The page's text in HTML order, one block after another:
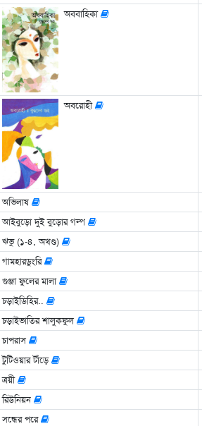
অববাহিকা
অবরোহী
অভিলাষ
আইবুড়ো দুই বুড়োর গল্প
ঋভু (১-৪, অখণ্ড)
গামহারডুংরি
গুঞ্জা ফুলের মালা
চড়াইডিহির..
চড়াইভাতির শালুকফুল
চাপরাস
টুটিওয়ার টাঁড়ে
ত্রয়ী
রিউনিয়ন
সন্ধের পরে